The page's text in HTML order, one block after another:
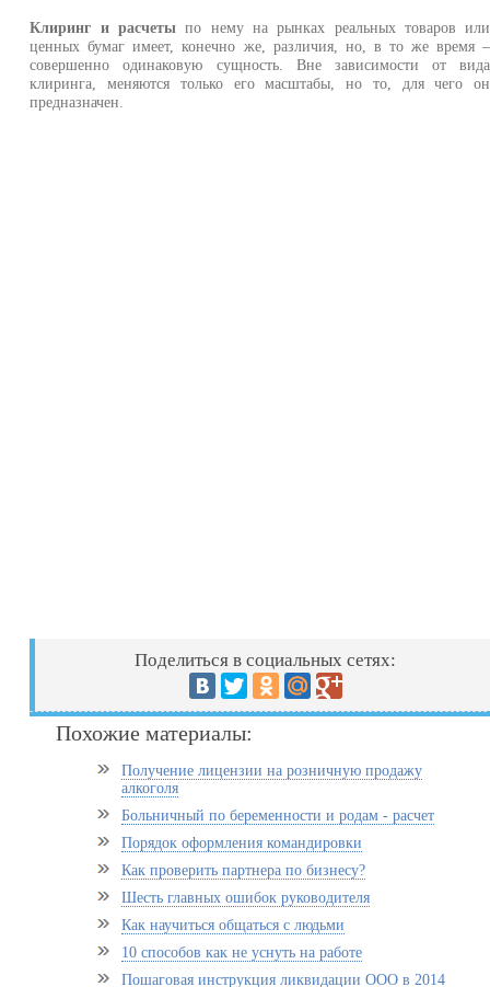
Клиринг и расчетыпо нему на рынках реальных товаров или
ценных бумаг имеет, конечно же, различия, но, в то же время –
совершенно одинаковую сущность. Вне зависимости от вида
клиринга, меняются только его масштабы, но то, для чего он
предназначен.
Поделиться в социальных сетях:
Похожие материалы:
Получение лицензии на розничную продажу
алкоголя
Больничный по беременности и родам - расчет
Порядок оформления командировки
Как проверить партнера по бизнесу?
Шесть главных ошибок руководителя
Как научиться общаться с людьми
10 способов как не уснуть на работе
Пошаговая инструкция ликвидации ООО в 2014